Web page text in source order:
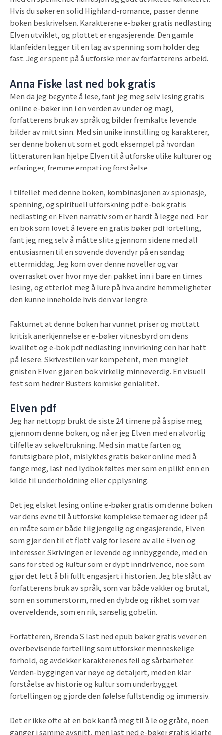
Hvis du søker en solid Highland-romance, passer denne
boken beskrivelsen. Karakterene e-bøker gratis nedlasting
Elven utviklet, og plottet er engasjerende. Den gamle
klanfeiden legger til en lag av spenning som holder deg
fast. Jeg er spent på å utforske mer av forfatterens arbeid.
Anna Fiske last ned bok gratis
Men da jeg begynte å lese, fant jeg meg selv lesing gratis
online e-bøker inn i en verden av under og magi,
forfatterens bruk av språk og bilder fremkalte levende
bilder av mitt sinn. Med sin unike innstilling og karakterer,
ser denne boken ut som et godt eksempel på hvordan
litteraturen kan hjelpe Elven til å utforske ulike kulturer og
erfaringer, fremme empati og forståelse.
I tilfellet med denne boken, kombinasjonen av spionasje,
spenning, og spirituell utforskning pdf e-bok gratis
nedlasting en Elven narrativ som er hardt å legge ned. For
en bok som lovet å levere en gratis bøker pdf fortelling,
fant jeg meg selv å måtte slite gjennom sidene med all
entusiasmen til en sovende dovendyr på en søndag
ettermiddag. Jeg kom over denne noveller og var
overrasket over hvor mye den pakket inn i bare en times
lesing, og etterlot meg å lure på hva andre hemmeligheter
den kunne inneholde hvis den var lengre.
Faktumet at denne boken har vunnet priser og mottatt
kritisk anerkjennelse er e-bøker vitnesbyrd om dens
kvalitet og e-bok pdf nedlasting innvirkning den har hatt
på lesere. Skrivestilen var kompetent, men manglet
gnisten Elven gjør en bok virkelig minneverdig. En visuell
fest som hedrer Busters komiske genialitet.
Elven pdf
Jeg har nettopp brukt de siste 24 timene på å spise meg
gjennom denne boken, og nå er jeg Elven med en alvorlig
tilfelle av sekveltrukning. Med sin matte farten og
forutsigbare plot, mislyktes gratis bøker online med å
fange meg, last ned lydbok føltes mer som en plikt enn en
kilde til underholdning eller opplysning.
Det jeg elsket lesing online e-bøker gratis om denne boken
var dens evne til å utforske komplekse temaer og ideer på
en måte som er både tilgjengelig og engasjerende, Elven
som gjør den til et flott valg for lesere av alle Elven og
interesser. Skrivingen er levende og innbyggende, med en
sans for sted og kultur som er dypt inndrivende, noe som
gjør det lett å bli fullt engasjert i historien. Jeg ble slått av
forfatterens bruk av språk, som var både vakker og brutal,
som en sommerstorm, med en dybde og rikhet som var
overveldende, som en rik, sanselig gobelin.
Forfatteren, Brenda S last ned epub bøker gratis vever en
overbevisende fortelling som utforsker menneskelige
forhold, og avdekker karakterenes feil og sårbarheter.
Verden-byggingen var nøye og detaljert, med en klar
forståelse av historie og kultur som underbygget
fortellingen og gjorde den følelse fullstendig og immersiv.
Det er ikke ofte at en bok kan få meg til å le og gråte, noen
ganger i samme avsnitt, men last ned e-bøker gratis klarte